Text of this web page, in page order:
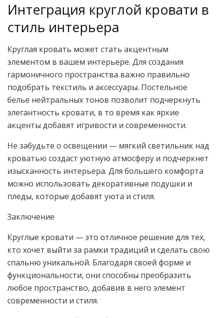
Интеграция круглой кровати в
стиль интерьера
Круглая кровать может стать акцентным
элементом в вашем интерьере. Для создания
гармоничного пространства важно правильно
подобрать текстиль и аксессуары. Постельное
белье нейтральных тонов позволит подчеркнуть
элегантность кровати, в то время как яркие
акценты добавят игривости и современности.
Не забудьте о освещении — мягкий светильник над
кроватью создаст уютную атмосферу и подчеркнет
изысканность интерьера. Для большего комфорта
можно использовать декоративные подушки и
пледы, которые добавят уюта и стиля.
Заключение
Круглые кровати — это отличное решение для тех,
кто хочет выйти за рамки традиций и сделать свою
спальню уникальной. Благодаря своей форме и
функциональности, они способны преобразить
любое пространство, добавив в него элемент
современности и стиля.